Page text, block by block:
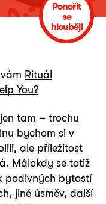
Ponořit
se
hlouběji
Rituál
You?
tam – trochu
bychom si v
ale příležitost
Málokdy se totiž
podivných bytostí
jiné úsměv, další